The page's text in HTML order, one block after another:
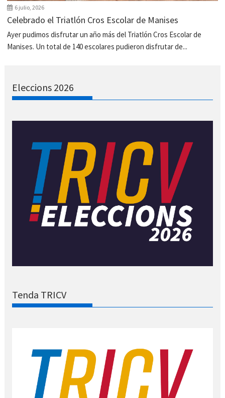
6 julio, 2026
Celebrado el Triatlón Cros Escolar de Manises
Ayer pudimos disfrutar un año más del Triatlón Cros Escolar de
Manises. Un total de 140 escolares pudieron disfrutar de...
Eleccions 2026
Tenda TRICV